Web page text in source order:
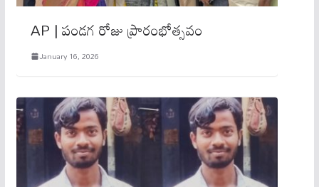
AP | పండగ రోజు ప్రారంభోత్స‌వం
January 16, 2026